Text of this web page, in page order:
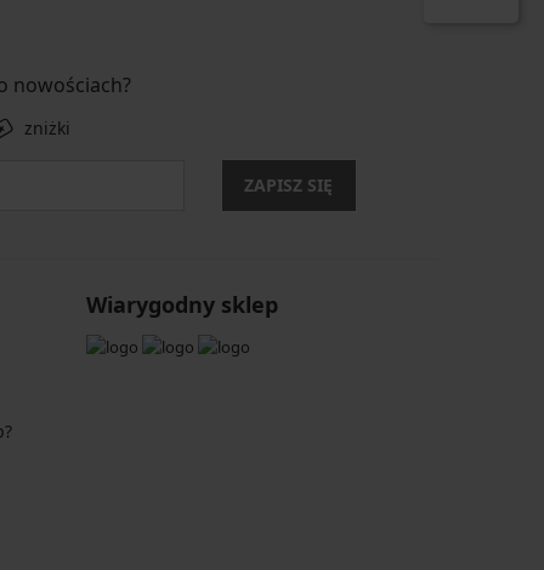
nowościach?
zniżki
ZAPISZ SIĘ
Wiarygodny sklep